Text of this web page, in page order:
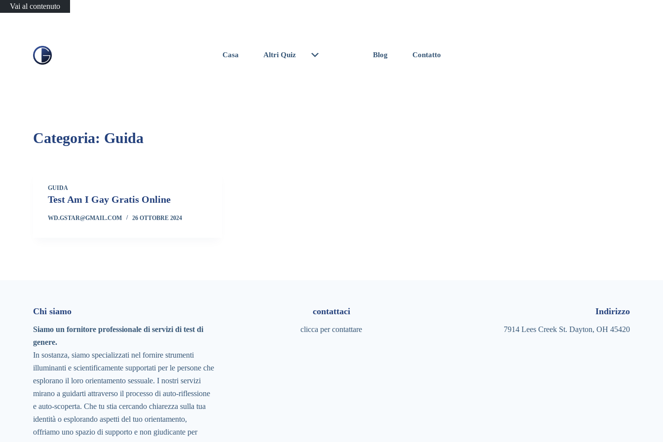
Vai al contenuto
Casa Altri Quiz Blog Contatto
Categoria: Guida
GUIDA
Test Am I Gay Gratis Online
WD.GSTAR@GMAIL.COM 26 OTTOBRE 2024
Chi siamo
Siamo un fornitore professionale di servizi di test di
genere.
In sostanza, siamo specializzati nel fornire strumenti
illuminanti e scientificamente supportati per le persone che
esplorano il loro orientamento sessuale. I nostri servizi
mirano a guidarti attraverso il processo di auto-riflessione
e auto-scoperta. Che tu stia cercando chiarezza sulla tua
identità o esplorando aspetti del tuo orientamento,
offriamo uno spazio di supporto e non giudicante per
contattaci
clicca per contattare
Indirizzo
7914 Lees Creek St. Dayton, OH 45420